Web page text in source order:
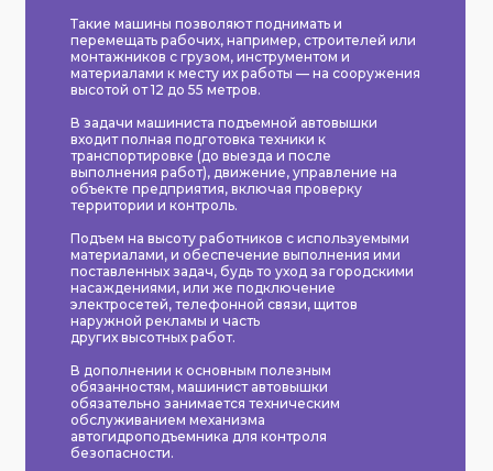
Такие машины позволяют поднимать и
перемещать рабочих, например, строителей или
монтажников с грузом, инструментом и
материалами к месту их работы — на сооружения
высотой от 12 до 55 метров.
В задачи машиниста подъемной автовышки
входит полная подготовка техники к
транспортировке (до выезда и после
выполнения работ), движение, управление на
объекте предприятия, включая проверку
территории и контроль.
Подъем на высоту работников с используемыми
материалами, и обеспечение выполнения ими
поставленных задач, будь то уход за городскими
насаждениями, или же подключение
электросетей, телефонной связи, щитов
наружной рекламы и часть
других высотных работ.
В дополнении к основным полезным
обязанностям, машинист автовышки
обязательно занимается техническим
обслуживанием механизма
автогидроподъемника для контроля
безопасности.